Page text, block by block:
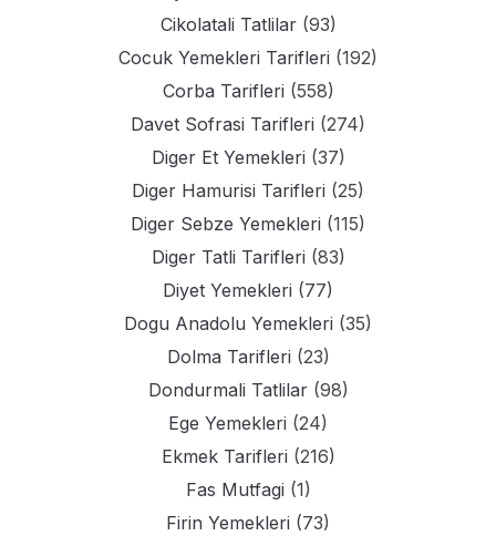
Cikolatali Tatlilar(93)
Cocuk Yemekleri Tarifleri (192)
Corba Tarifleri (558)
Davet Sofrasi Tarifleri (274)
Diger Et Yemekleri (37)
Diger Hamurisi Tarifleri (25)
Diger Sebze Yemekleri (115)
Diger Tatli Tarifleri (83)
Diyet Yemekleri (77)
Dogu Anadolu Yemekleri (35)
Dolma Tarifleri (23)
Dondurmali Tatlilar(98)
Ege Yemekleri (24)
Ekmek Tarifleri (216)
Fas Mutfagi (1)
Firin Yemekleri (73)